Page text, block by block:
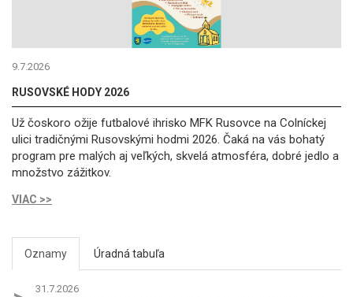
9.7.2026
RUSOVSKÉ HODY 2026
Už čoskoro ožije futbalové ihrisko MFK Rusovce na Colníckej
ulici tradičnými Rusovskými hodmi 2026. Čaká na vás bohatý
program pre malých aj veľkých, skvelá atmosféra, dobré jedlo a
množstvo zážitkov.
VIAC >>
Oznamy Úradná tabuľa
31.7.2026